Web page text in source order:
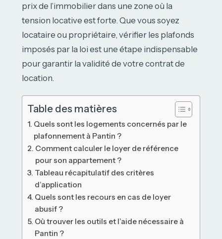
prix de l’immobilier dans une zone où la
tension locative est forte. Que vous soyez
locataire ou propriétaire, vérifier les plafonds
imposés par la loi est une étape indispensable
pour garantir la validité de votre contrat de
location.
Table des matières
Quels sont les logements concernés par le
plafonnement à Pantin ?
Comment calculer le loyer de référence
pour son appartement ?
Tableau récapitulatif des critères
d’application
Quels sont les recours en cas de loyer
abusif ?
Où trouver les outils et l’aide nécessaire à
Pantin ?